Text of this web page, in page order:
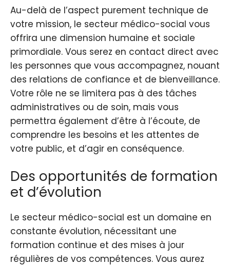
Au-delà de l’aspect purement technique de
votre mission, le secteur médico-social vous
offrira une dimension humaine et sociale
primordiale. Vous serez en contact direct avec
les personnes que vous accompagnez, nouant
des relations de confiance et de bienveillance.
Votre rôle ne se limitera pas à des tâches
administratives ou de soin, mais vous
permettra également d’être à l’écoute, de
comprendre les besoins et les attentes de
votre public, et d’agir en conséquence.
Des opportunités de formation
et d’évolution
Le secteur médico-social est un domaine en
constante évolution, nécessitant une
formation continue et des mises à jour
régulières de vos compétences. Vous aurez